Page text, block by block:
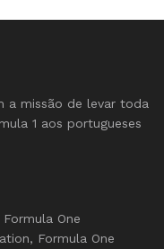
a missão de levar toda
1 aos portugueses
One
Formula One